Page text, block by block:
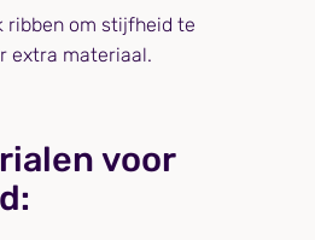
ribben om stijfheid te
extra materiaal.
voor